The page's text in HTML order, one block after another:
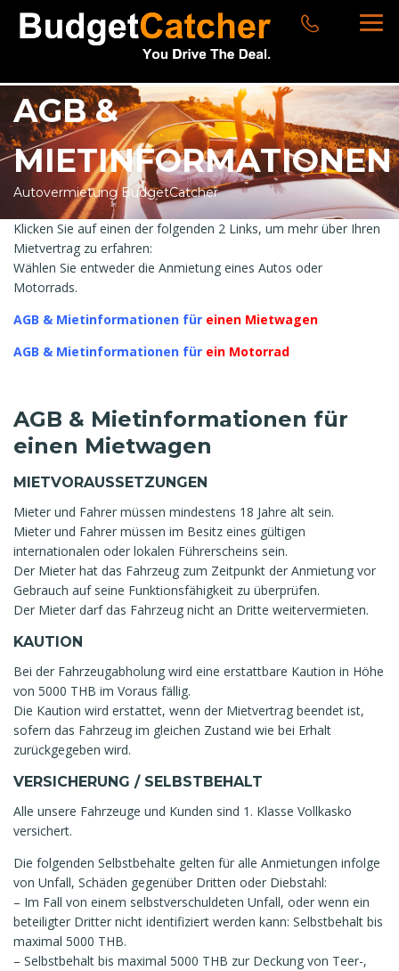
AGB &
MIETINFORMATIONEN
Autovermietung BudgetCatcher
Klicken Sie auf einen der folgenden 2 Links, um mehr über Ihren
Mietvertrag zu erfahren:
Wählen Sie entweder die Anmietung eines Autos oder
Motorrads.
AGB & Mietinformationen für einen Mietwagen
AGB & Mietinformationen für ein Motorrad
AGB & Mietinformationen für
einen Mietwagen
MIETVORAUSSETZUNGEN
Mieter und Fahrer müssen mindestens 18 Jahre alt sein.
Mieter und Fahrer müssen im Besitz eines gültigen
internationalen oder lokalen Führerscheins sein.
Der Mieter hat das Fahrzeug zum Zeitpunkt der Anmietung vor
Gebrauch auf seine Funktionsfähigkeit zu überprüfen.
Der Mieter darf das Fahrzeug nicht an Dritte weitervermieten.
KAUTION
Bei der Fahrzeugabholung wird eine erstattbare Kaution in Höhe
von 5000 THB im Voraus fällig.
Die Kaution wird erstattet, wenn der Mietvertrag beendet ist,
sofern das Fahrzeug im gleichen Zustand wie bei Erhalt
zurückgegeben wird.
VERSICHERUNG / SELBSTBEHALT
Alle unsere Fahrzeuge und Kunden sind 1. Klasse Vollkasko
versichert.
Die folgenden Selbstbehalte gelten für alle Anmietungen infolge
von Unfall, Schäden gegenüber Dritten oder Diebstahl:
– Im Fall von einem selbstverschuldeten Unfall, oder wenn ein
beteiligter Dritter nicht identifiziert werden kann: Selbstbehalt bis
maximal 5000 THB.
– Selbstbehalt bis maximal 5000 THB zur Deckung von Teer-,